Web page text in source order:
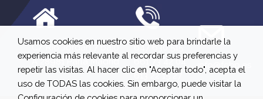
C/ Río Jordán 7 bajo
A 28981 Parla Madrid
647 630 515
661 73 42 04
613 22 15 27
info@fchp.es
Usamos cookies en nuestro sitio web para brindarle la
experiencia más relevante al recordar sus preferencias y
repetir las visitas. Al hacer clic en "Aceptar todo", acepta el
uso de TODAS las cookies. Sin embargo, puede visitar la